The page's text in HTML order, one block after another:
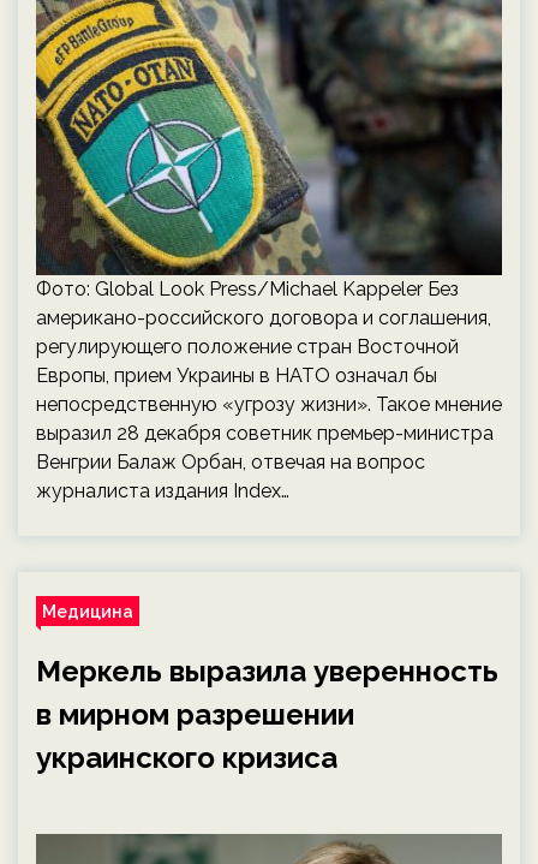
Фото: Global Look Press/Michael Kappeler Без
американо-российского договора и соглашения,
регулирующего положение стран Восточной
Европы, прием Украины в НАТО означал бы
непосредственную «угрозу жизни». Такое мнение
выразил 28 декабря советник премьер-министра
Венгрии Балаж Орбан, отвечая на вопрос
журналиста издания Index…
Медицина
Меркель выразила уверенность
в мирном разрешении
украинского кризиса